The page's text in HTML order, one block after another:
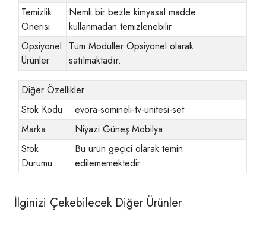
Temizlik
Önerisi
Nemli bir bezle kimyasal madde
kullanmadan temizlenebilir
Opsiyonel
Ürünler
Tüm Modüller Opsiyonel olarak
satılmaktadır.
Diğer Özellikler
Stok Kodu
evora-somineli-tv-unitesi-set
Marka
Niyazi Güneş Mobilya
Stok
Durumu
Bu ürün geçici olarak temin
edilememektedir.
İlginizi Çekebilecek Diğer Ürünler